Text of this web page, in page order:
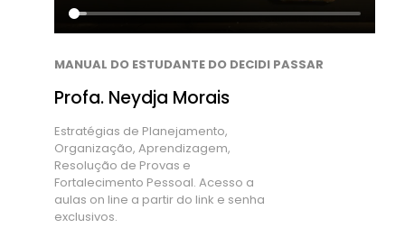
MANUAL DO ESTUDANTE DO DECIDI PASSAR
Profa. Neydja Morais
Estratégias de Planejamento,
Organização, Aprendizagem,
Resolução de Provas e
Fortalecimento Pessoal. Acesso a
aulas on line a partir do link e senha
exclusivos.